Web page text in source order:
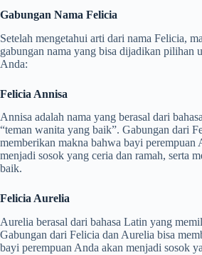
Gabungan Nama Felicia
Setelah mengetahui arti dari nama Felicia,
gabungan nama yang bisa dijadikan pilihan
Anda:
Felicia Annisa
Annisa adalah nama yang berasal dari
“teman wanita yang baik”. Gabungan dari
memberikan makna bahwa bayi perempuan
menjadi sosok yang ceria dan ramah, serta
baik.
Felicia Aurelia
Aurelia berasal dari bahasa Latin yang
Gabungan dari Felicia dan Aurelia bisa
bayi perempuan Anda akan menjadi sosok